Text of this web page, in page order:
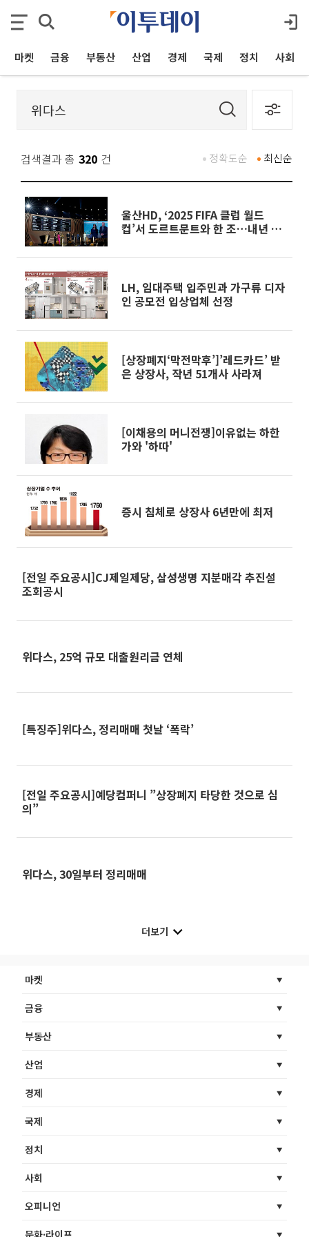
마켓 금융 부동산 산업 경제 국제 정치 사회
검색결과 총 320 건 최신순
정확도순
울산HD, ‘2025 FIFA 클럽 월드
컵’서 도르트문트와 한 조…내년 6
LH, 임대주택 입주민과 가구류 디자
인 공모전 입상업체 선정
[상장폐지‘막전막후’]’레드카드’ 받
은 상장사, 작년 51개사 사라져
[이채용의 머니전쟁]이유없는 하한
가와 '하따'
증시 침체로 상장사 6년만에 최저
[전일 주요공시]CJ제일제당, 삼성생명 지분매각 추진설
조회공시
위다스, 25억 규모 대출원리금 연체
[특징주]위다스, 정리매매 첫날 ‘폭락’
[전일 주요공시]예당컴퍼니 ”상장폐지 타당한 것으로 심
의”
위다스, 30일부터 정리매매
더보기
마켓
금융
부동산
산업
경제
국제
정치
사회
오피니언
문화·라이프